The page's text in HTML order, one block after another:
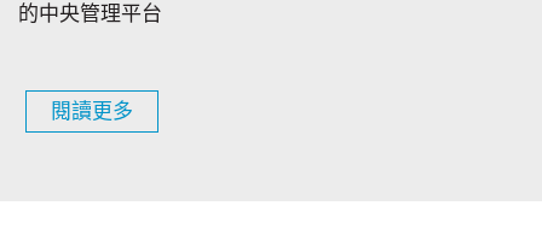
的中央管理平台
閱讀更多